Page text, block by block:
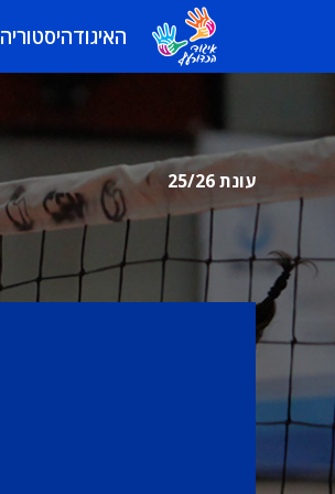
האיגודהיסטוריה
עונת 25/26